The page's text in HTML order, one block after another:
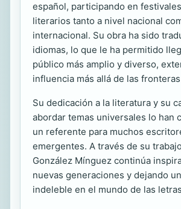
español, participando en
literarios tanto a nivel nacional
internacional. Su obra ha sido
idiomas, lo que le ha permitido
público más amplio y diverso,
influencia más allá de las
Su dedicación a la literatura y su
abordar temas universales lo han
un referente para muchos
emergentes. A través de su
González Mínguez continúa
nuevas generaciones y dejando
indeleble en el mundo de las